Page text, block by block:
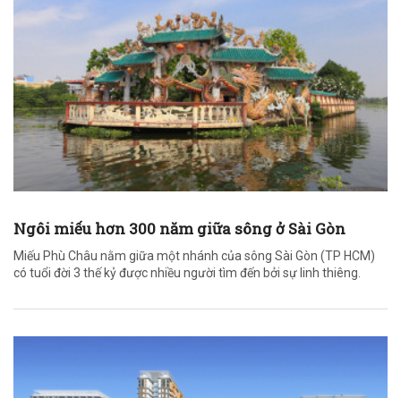
Ngôi miếu hơn 300 năm giữa sông ở Sài Gòn
Miếu Phù Châu nằm giữa một nhánh của sông Sài Gòn (TP HCM)
có tuổi đời 3 thế kỷ được nhiều người tìm đến bởi sự linh thiêng.